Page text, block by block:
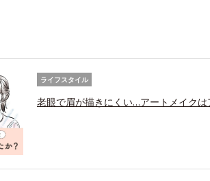
ライフスタイル
老眼で眉が描きにくい…アートメイクは